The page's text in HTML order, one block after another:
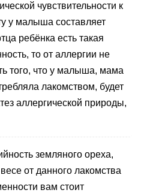
чувствительности к
у малыша составляет
ребёнка есть такая
то от аллергии не
того, что у малыша, мама
лакомством, будет
аллергической природы,
земляного ореха,
от данного лакомства
вам стоит